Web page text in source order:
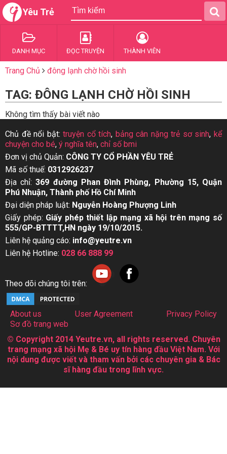
Yêu Trẻ
DANH MỤC ĐỌC TRUYỆN THÀNH VIÊN
Trang Chủ đông lạnh chờ hồi sinh
TAG: ĐÔNG LẠNH CHỜ HỒI SINH
Không tìm thấy bài viết nào
Chủ đề nổi bật:truyện cổ tích, bảng cân nặng trẻ sơ sinh,kể
chuyện cho bé, ý nghĩa tên, chỉ số bmi
Đơn vị chủ Quản: CÔNG TY CỔ PHẦN YÊU TRẺ
Mã số thuế: 0312926237
Địa chỉ:369 đường Phan Đình Phùng, Phường 15, Quận
Phú Nhuận, Thành phố Hồ Chí Minh
Đại diện pháp luật: Nguyễn Hoàng Phượng Linh
Giấy phép: Giấy phép thiết lập mạng xã hội trên mạng số
555/GP-BTTTT,HN ngày 19/10/2015.
Liên hệ quảng cáo: info@yeutre.vn
Liên hệ Hotline: 028 66 888 99
Theo dõi chúng tôi trên:
About us User Agreement
Privacy Policy
Sơ đồ trang web
© Copyright 2014 Yeutre.vn, all rights reserved. Chuyên
trang mạng xã hội Mẹ & Bé uy tín hàng đầu Việt Nam. Với
nội dung được viết và tham vấn bởi các chuyên gia & Bác
sĩ hàng đầu trong lĩnh vực.